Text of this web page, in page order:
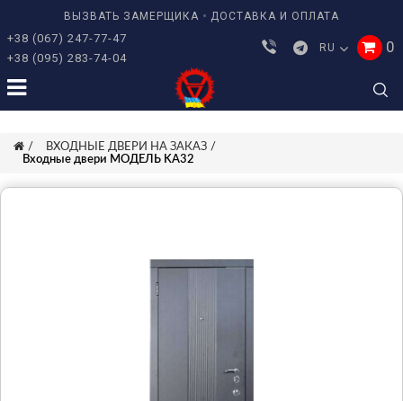
ВЫЗВАТЬ ЗАМЕРЩИКА ДОСТАВКА И ОПЛАТА
+38 (067) 247-77-47
+38 (095) 283-74-04
RU 0
ВХОДНЫЕ ДВЕРИ НА ЗАКАЗ
Входные двери МОДЕЛЬ KA32